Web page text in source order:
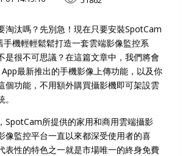
淘汰嗎？先別急！現在只要安裝SpotCam
手機輕輕鬆鬆打造一套雲端影像監控系
是很不可思議？在這篇文章中，我們將會
最新推出的手機影像上傳功能，以及你
個功能，不用額外購買攝影機即可架設雲
SpotCam所提供的家用和商用雲端攝影
像監控平台一直以來都深受使用者的喜
表性的特色之一就是市場唯一的終身免費